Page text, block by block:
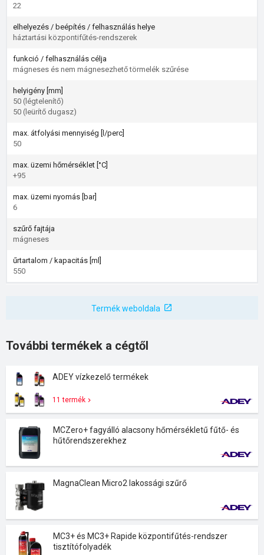
22
elhelyezés / beépítés / felhasználás helye
háztartási központifűtés-rendszerek
funkció / felhasználás célja
mágneses és nem mágnesezhető törmelék szűrése
helyigény [mm]
50 (légtelenítő)
50 (leürítő dugasz)
max. átfolyási mennyiség [l/perc]
50
max. üzemi hőmérséklet [°C]
+95
max. üzemi nyomás [bar]
6
szűrő fajtája
mágneses
űrtartalom / kapacitás [ml]
550
Termék weboldala
További termékek a cégtől
ADEY vízkezelő termékek
11 termék
MCZero+ fagyálló alacsony hőmérsékletű fűtő- és
hűtőrendszerekhez
MagnaClean Micro2 lakossági szűrő
MC3+ és MC3+ Rapide központifűtés-rendszer
tisztítófolyadék